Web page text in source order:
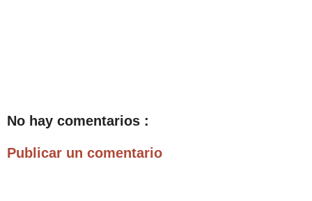
No hay comentarios :
Publicar un comentario